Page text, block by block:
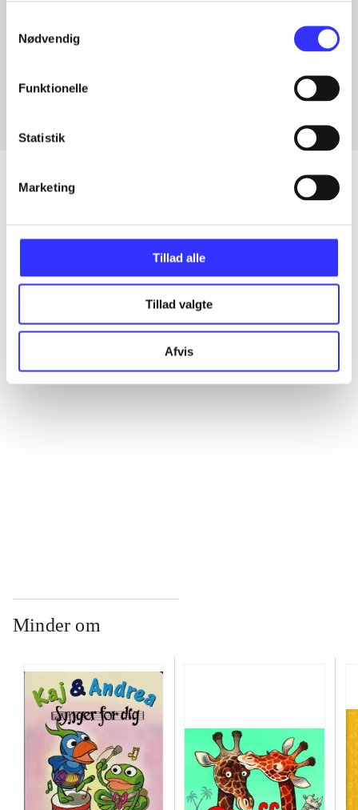
Nødvendig
Funktionelle
Statistik
Marketing
Tillad alle
Tillad valgte
Afvis
Artikler med samme emner
Alle registrerede artikler fordelt på udgivelser
Minder om